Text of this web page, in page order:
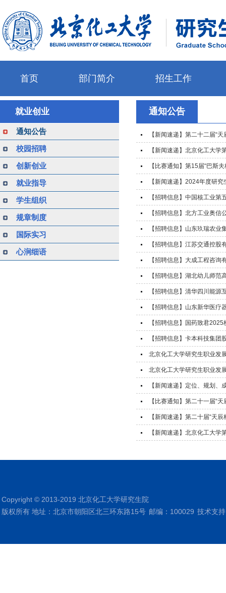
首页 部门简介 招生工作
就业创业
通知公告
校园招聘
创新创业
就业指导
学生组织
规章制度
国际实习
心涧细语
通知公告
【新闻速递】第二十二届“
【新闻速递】北京化工大
【比赛通知】第15届“巴斯
【新闻速递】2024年度研
【招聘信息】中国核工业第
【招聘信息】北方工业奥信
【招聘信息】山东玖瑞农
【招聘信息】江苏交通控
【招聘信息】大成工程咨
【招聘信息】湖北幼儿师
【招聘信息】清华四川能源
【招聘信息】山东新华医
【招聘信息】国药致君2025
【招聘信息】卡本科技集团
北京化工大学研究生职业发
北京化工大学研究生职业发
【新闻速递】定位、规划
【比赛通知】第二十一届“
【新闻速递】第二十届“天
【新闻速递】北京化工大学
Copyright © 2013-2019 北京化工大学研究生院
版权所有 地址：北京市朝阳区北三环东路15号 邮编：100029 技术支